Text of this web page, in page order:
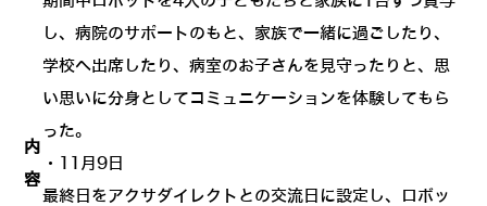
内
容
し、病院のサポートのもと、家族で一緒に過ごしたり、
学校へ出席したり、病室のお子さんを見守ったりと、思
い思いに分身としてコミュニケーションを体験してもら
った。
・11月9日
最終日をアクサダイレクトとの交流日に設定し、ロボッ